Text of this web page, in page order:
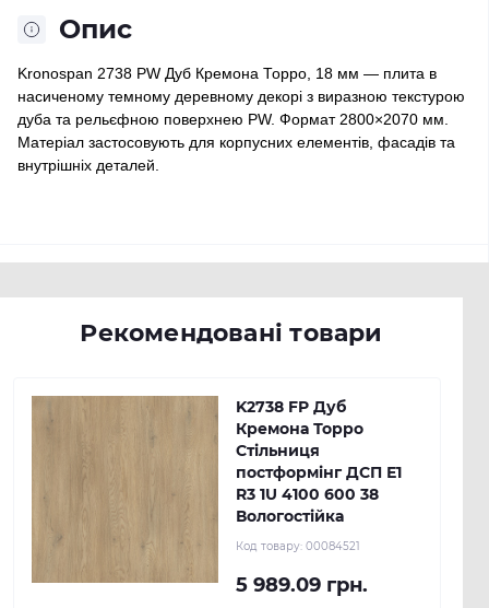
Опис
Kronospan 2738 PW Дуб Кремона Торро, 18 мм — плита в
насиченому темному деревному декорі з виразною текстурою
дуба та рельєфною поверхнею PW. Формат 2800×2070 мм.
Матеріал застосовують для корпусних елементів, фасадів та
внутрішніх деталей.
Рекомендовані товари
K2738 FP Дуб
Кремона Торро
Стільниця
постформінг ДСП Е1
R3 1U 4100 600 38
Вологостійка
Код товару: 00084521
5 989.09 грн.